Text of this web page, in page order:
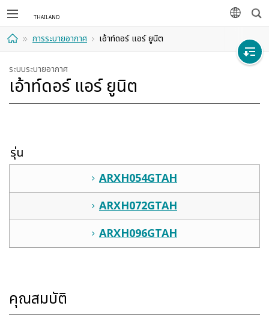
ภาษาค้น
อาศัย
การระบายอากาศ เอ้าท์ดอร์ แอร์ ยูนิต
ระบบระบายอากาศ
เอ้าท์ดอร์ แอร์ ยูนิต
รุ่น
ARXH054GTAH
ARXH072GTAH
ARXH096GTAH
คุณสมบัติ